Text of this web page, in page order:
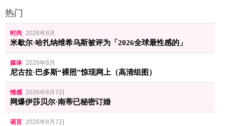
热门
时尚 2026年8月
米歇尔·哈扎纳维希乌斯被评为「2026全球最性感的」
媒体 2026年8月
尼古拉·巴多斯“裸照”惊现网上（高清组图）
情感 2026年8月7日
网爆伊莎贝尔·南蒂已秘密订婚
谣言 2026年8月7日